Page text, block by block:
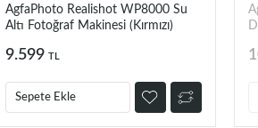
AgfaPhoto Realishot WP8000 Su
Altı Fotoğraf Makinesi (Kırmızı)
9.599 TL
Sepete Ekle